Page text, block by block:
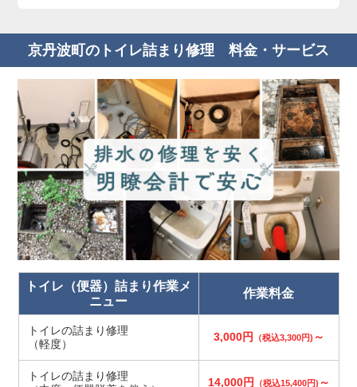
京丹波町のトイレ詰まり修理 料金・サービス
トイレ（便器）詰まり作業メ
ニュー
作業料金
トイレの詰まり修理
（軽度）
3,000円 （税込3,300円) ～
トイレの詰まり修理
14,000円 （税込15,400円) ～